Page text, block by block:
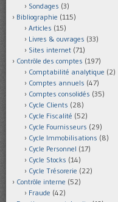
Sondages (3)
Bibliographie (115)
Articles (15)
Livres & ouvrages (33)
Sites internet (71)
Contrôle des comptes (197)
Comptabilité analytique (2)
Comptes annuels (47)
Comptes consolidés (35)
Cycle Clients (28)
Cycle Fiscalité (52)
Cycle Fournisseurs (29)
Cycle Immobilisations (8)
Cycle Personnel (17)
Cycle Stocks (14)
Cycle Trésorerie (22)
Contrôle interne (52)
Fraude (42)